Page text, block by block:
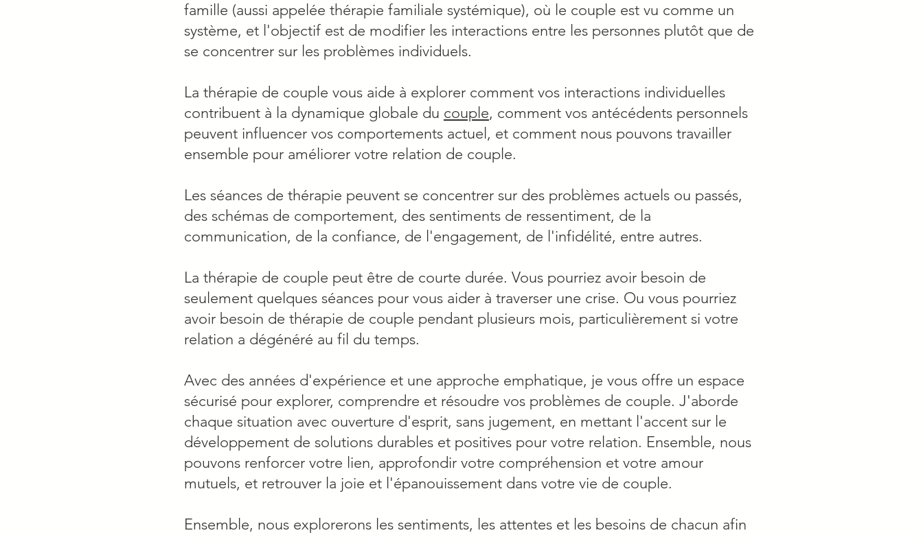
famille (aussi appelée thérapie familiale systémique), où le couple est vu comme un
système, et l'objectif est de modifier les interactions entre les personnes plutôt que de
se concentrer sur les problèmes individuels.
La thérapie de couple vous aide à explorer comment vos interactions individuelles
contribuent à la dynamique globale du couple, comment vos antécédents personnels
peuvent influencer vos comportements actuel, et comment nous pouvons travailler
ensemble pour améliorer votre relation de couple.
Les séances de thérapie peuvent se concentrer sur des problèmes actuels ou passés,
des schémas de comportement, des sentiments de ressentiment, de la
communication, de la confiance, de l'engagement, de l'infidélité, entre autres.
La thérapie de couple peut être de courte durée. Vous pourriez avoir besoin de
seulement quelques séances pour vous aider à traverser une crise. Ou vous pourriez
avoir besoin de thérapie de couple pendant plusieurs mois, particulièrement si votre
relation a dégénéré au fil du temps.
Avec des années d'expérience et une approche emphatique, je vous offre un espace
sécurisé pour explorer, comprendre et résoudre vos problèmes de couple. J'aborde
chaque situation avec ouverture d'esprit, sans jugement, en mettant l'accent sur le
développement de solutions durables et positives pour votre relation. Ensemble, nous
pouvons renforcer votre lien, approfondir votre compréhension et votre amour
mutuels, et retrouver la joie et l'épanouissement dans votre vie de couple.
Ensemble, nous explorerons les sentiments, les attentes et les besoins de chacun afin